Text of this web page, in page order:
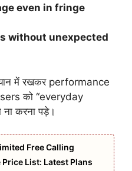
even in fringe
without unexpected
में रखकर performance
को “everyday
करना पड़े।
Free Calling
Price List: Latest Plans